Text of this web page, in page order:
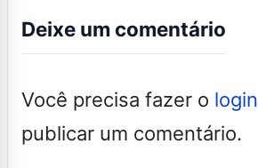
Deixe um comentário
Você precisa fazer o login
publicar um comentário.